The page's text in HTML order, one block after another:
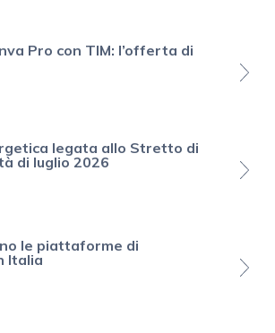
Pro con TIM: l’offerta di
legata allo Stretto di
di luglio 2026
le piattaforme di
Italia